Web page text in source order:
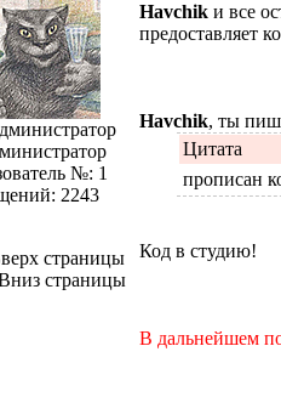
№: 1
2243
Havchik и все
предоставляет
Havchik, ты
Цитата
прописан
Код в студию!
В дальнейшем